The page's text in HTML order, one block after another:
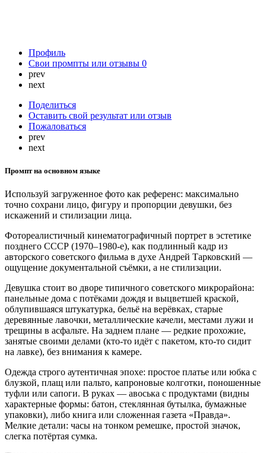
Профиль
Свои промпты или отзывы 0
prev
next
Поделиться
Оставить свой результат или отзыв
Пожаловаться
prev
next
Промпт на основном языке
Используй загруженное фото как референс: максимально
точно сохрани лицо, фигуру и пропорции девушки, без
искажений и стилизации лица.
Фотореалистичный кинематографичный портрет в эстетике
позднего СССР (1970–1980-е), как подлинный кадр из
авторского советского фильма в духе Андрей Тарковский —
ощущение документальной съёмки, а не стилизации.
Девушка стоит во дворе типичного советского микрорайона:
панельные дома с потёками дождя и выцветшей краской,
облупившаяся штукатурка, бельё на верёвках, старые
деревянные лавочки, металлические качели, местами лужи и
трещины в асфальте. На заднем плане — редкие прохожие,
занятые своими делами (кто-то идёт с пакетом, кто-то сидит
на лавке), без внимания к камере.
Одежда строго аутентичная эпохе: простое платье или юбка с
блузкой, плащ или пальто, капроновые колготки, поношенные
туфли или сапоги. В руках — авоська с продуктами (видны
характерные формы: батон, стеклянная бутылка, бумажные
упаковки), либо книга или сложенная газета «Правда».
Мелкие детали: часы на тонком ремешке, простой значок,
слегка потёртая сумка.